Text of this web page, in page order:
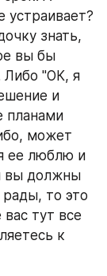
устраивает?
знать,
вы бы
Либо "ОК, я
и
планами
может
ее люблю и
вы должны
то это
тут все
к